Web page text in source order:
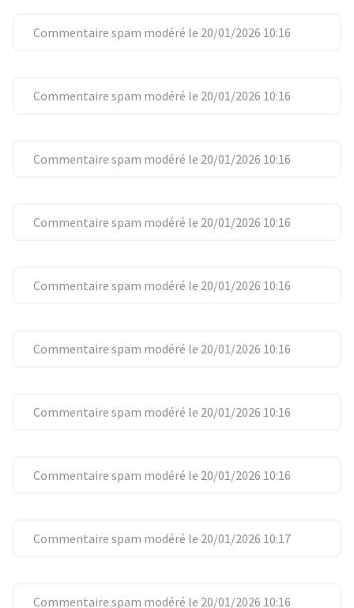
Commentaire spam modéré le 20/01/2026 10:16
Commentaire spam modéré le 20/01/2026 10:16
Commentaire spam modéré le 20/01/2026 10:16
Commentaire spam modéré le 20/01/2026 10:16
Commentaire spam modéré le 20/01/2026 10:16
Commentaire spam modéré le 20/01/2026 10:16
Commentaire spam modéré le 20/01/2026 10:16
Commentaire spam modéré le 20/01/2026 10:16
Commentaire spam modéré le 20/01/2026 10:17
Commentaire spam modéré le 20/01/2026 10:16